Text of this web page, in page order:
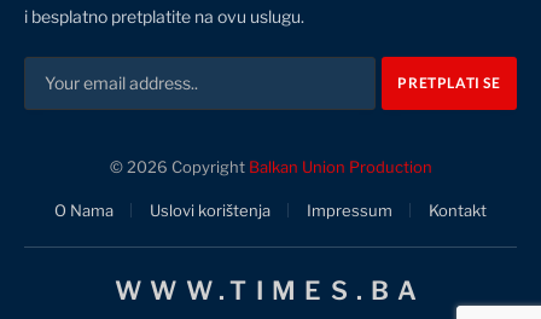
i besplatno pretplatite na ovu uslugu.
© 2026 Copyright Balkan Union Production
O Nama Uslovi korištenja Impressum Kontakt
WWW.TIMES.BA